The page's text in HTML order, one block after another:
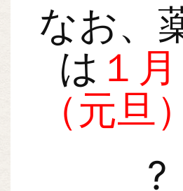
なお、
は １
（元旦）
?